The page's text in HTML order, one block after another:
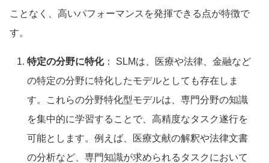
ことなく、高いパフォーマンスを発揮できる点が特徴で
す。
特定の分野に特化： SLMは、医療や法律、金融など
の特定の分野に特化したモデルとしても存在しま
す。これらの分野特化型モデルは、専門分野の知識
を集中的に学習することで、高精度なタスク遂行を
可能とします。例えば、医療文献の解釈や法律文書
の分析など、専門知識が求められるタスクにおいて